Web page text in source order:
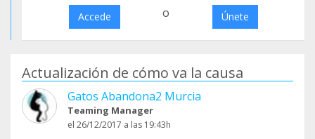
Accede o Únete
Actualización de cómo va la causa
Gatos Abandona2 Murcia
Teaming Manager
el 26/12/2017 a las 19:43h